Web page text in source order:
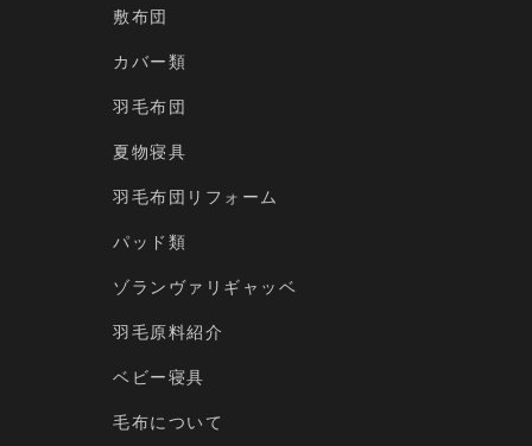
敷布団
カバー類
羽毛布団
夏物寝具
羽毛布団リフォーム
パッド類
ゾランヴァリギャッベ
羽毛原料紹介
ベビー寝具
毛布について